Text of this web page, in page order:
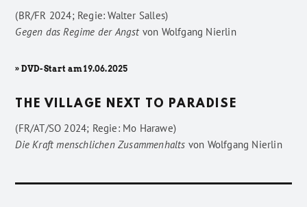
(BR/FR 2024; Regie: Walter Salles)
Gegen das Regime der Angstvon Wolfgang Nierlin
» DVD-Start am 19.06.2025
THE VILLAGE NEXT TO PARADISE
(FR/AT/SO 2024; Regie: Mo Harawe)
Die Kraft menschlichen Zusammenhalts von Wolfgang Nierlin